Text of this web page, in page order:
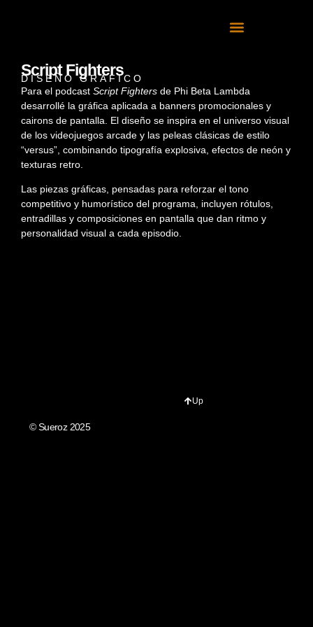
Script Fighters
DISEÑO GRÁFICO
Para el podcast Script Fighters de Phi Beta Lambda
desarrollé la gráfica aplicada a banners promocionales y
cairons de pantalla. El diseño se inspira en el universo visual
de los videojuegos arcade y las peleas clásicas de estilo
“versus”, combinando tipografía explosiva, efectos de neón y
texturas retro.
Las piezas gráficas, pensadas para reforzar el tono
competitivo y humorístico del programa, incluyen rótulos,
entradillas y composiciones en pantalla que dan ritmo y
personalidad visual a cada episodio.
© Sueroz 2025
Up